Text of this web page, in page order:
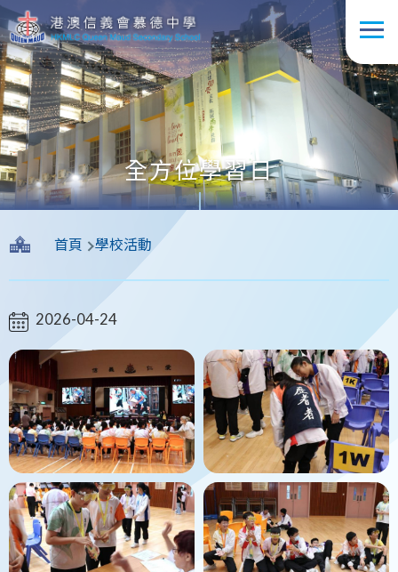
移至主內容
全方位學習日
航
連
結
首頁 學校活動
2026-04-24